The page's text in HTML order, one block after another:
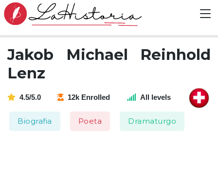
Jakob Michael Reinhold
Lenz
4.5/5.0 12k Enrolled All levels
Biografia Poeta Dramaturgo